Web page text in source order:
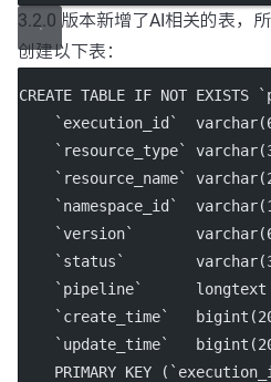
3.2.0 版本新增了AI相关的表，
创建以下表：
CREATE TABLE IF NOT EXISTS
`execution_id`
varchar(
`resource_type`
varchar(
`resource_name`
varchar(
`namespace_id`
varchar(
`version`
varchar(
`status`
varchar(
`pipeline`
`create_time`
bigint (
`update_time`
bigint (
PRIMARY KEY (